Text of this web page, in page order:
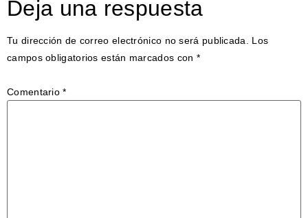
Deja una respuesta
Tu dirección de correo electrónico no será publicada.
Los
campos obligatorios están marcados con *
Comentario*